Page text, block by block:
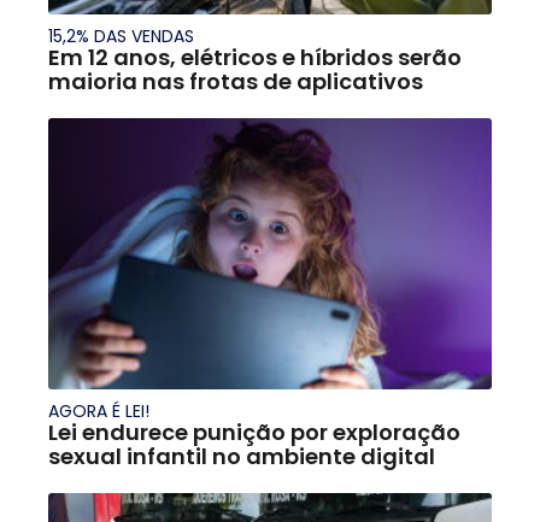
15,2% DAS VENDAS
Em 12 anos, elétricos e híbridos serão
maioria nas frotas de aplicativos
AGORA É LEI!
Lei endurece punição por exploração
sexual infantil no ambiente digital